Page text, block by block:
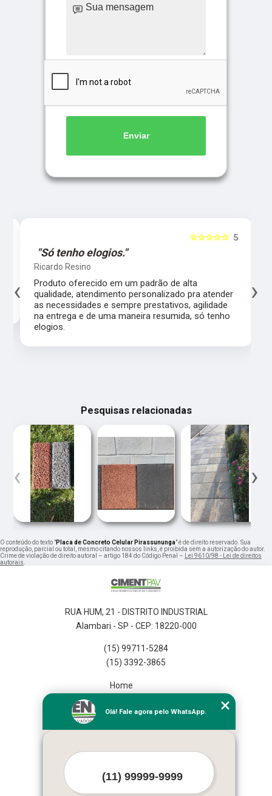
Enviar
5
☆☆☆☆☆
"Só tenho elogios."
Ricardo Resino
Produto oferecido em um padrão de alta
qualidade, atendimento personalizado pra atender
as necessidades e sempre prestativos, agilidade
na entrega e de uma maneira resumida, só tenho
elogios.
‹ ›
Pesquisas relacionadas
‹ ›
O conteúdo do texto "Placa de Concreto Celular Pirassununga" é de direito reservado. Sua
reprodução, parcial ou total, mesmo citando nossos links, é proibida sem a autorização do autor.
Crime de violação de direito autoral – artigo 184 do Código Penal –
Lei 9610/98 - Lei de direitos
autorais
RUA HUM, 21 - DISTRITO INDUSTRIAL
Alambari - SP - CEP: 18220-000
(15) 99711-5284
(15) 3392-3865
Home
Missão
Olá! Fale agora pelo WhatsApp.